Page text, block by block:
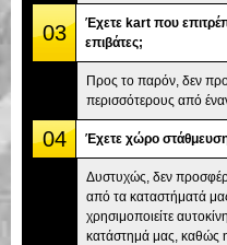
03
Έχετε kart που
επιβάτες;
Προς το παρόν, δεν
περισσότερους από
04 Έχετε χώρο
Δυστυχώς, δεν
από τα καταστήματά
χρησιμοποιείτε
κατάστημά μας, καθώς η